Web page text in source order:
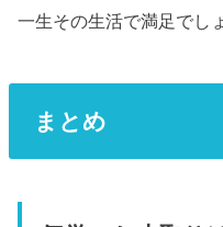
一生その生活で満足でし
まとめ